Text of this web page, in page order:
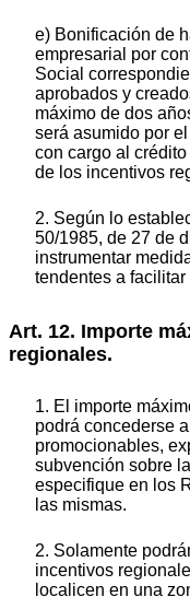
e) Bonificación de
empresarial por
Social
aprobados y
máximo de dos
será asumido por
con cargo al
de los incentivos
2. Según lo
50/1985, de 27 de
instrumentar
tendentes a
Art. 12. Importe
regionales.
1. El importe
podrá concederse
promocionables,
subvención sobre
especifique en los
las mismas.
2. Solamente
incentivos
localicen en una